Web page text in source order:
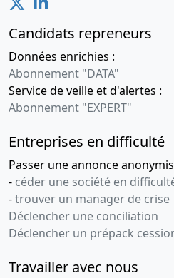
Candidats repreneurs
Données enrichies :
Abonnement "DATA"
Service de veille et d'alertes :
Abonnement "EXPERT"
Entreprises en difficulté
Passer une annonce
- céder une société en
-trouver un manager de crise
Déclencher une conciliation
Déclencher un prépack
Travailler avec nous